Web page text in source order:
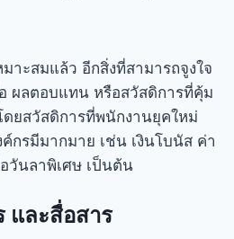
าะสมแล้ว อีกสิ่งที่สามารถจูงใจ
ผลตอบแทน หรือสวัสดิการที่คุ้ม
ยสวัสดิการที่พนักงานยุคใหม่
กรมีมากมาย เช่น เงินโบนัส ค่า
วันลาพิเศษ เป็นต้น
และสื่อสาร